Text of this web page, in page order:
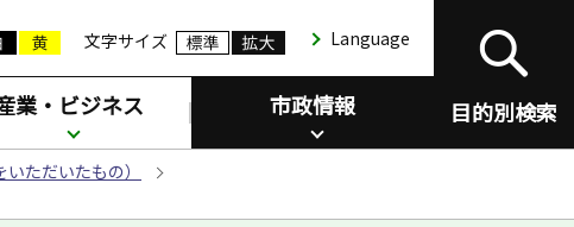
文字サイズ Language
目的別検索
業・ビジネス 市政情報
ただいたもの）